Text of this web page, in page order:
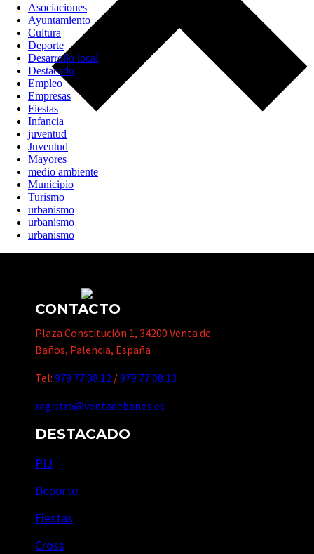
Asociaciones
Ayuntamiento
Cultura
Deporte
Desarrollo local
Destacado
Empleo
Empresas
Fiestas
Infancia
juventud
Juventud
Mayores
medio ambiente
Municipio
Turismo
urbanismo
urbanismo
urbanismo
CONTACTO
Plaza Constitución 1, 34200 Venta de
Baños, Palencia, España
Tel: 979 77 08 12 /979 77 08 13
registro@ventadebanos.es
DESTACADO
PIJ
Deporte
Fiestas
Cross